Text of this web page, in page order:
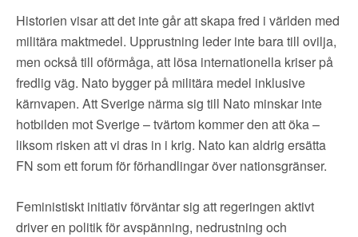
Historien visar att det inte går att skapa fred i världen med
militära maktmedel. Upprustning leder inte bara till ovilja,
men också till oförmåga, att lösa internationella kriser på
fredlig väg. Nato bygger på militära medel inklusive
kärnvapen. Att Sverige närma sig till Nato minskar inte
hotbilden mot Sverige – tvärtom kommer den att öka –
liksom risken att vi dras in i krig. Nato kan aldrig ersätta
FN som ett forum för förhandlingar över nationsgränser.
Feministiskt initiativ förväntar sig att regeringen aktivt
driver en politik för avspänning, nedrustning och